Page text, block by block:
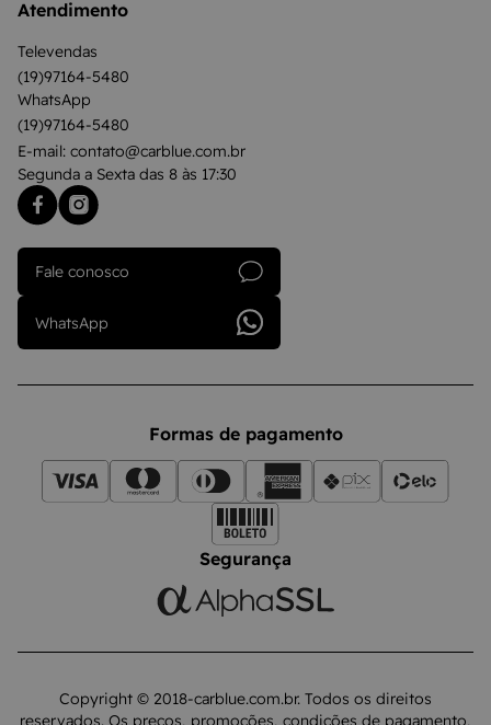
Atendimento
Televendas
(19)97164-5480
WhatsApp
(19)97164-5480
E-mail: contato@carblue.com.br
Segunda a Sexta das 8 às 17:30
Fale conosco
WhatsApp
Formas de pagamento
Segurança
Copyright © 2018-carblue.com.br. Todos os direitos
reservados. Os preços, promoções, condições de pagamento,